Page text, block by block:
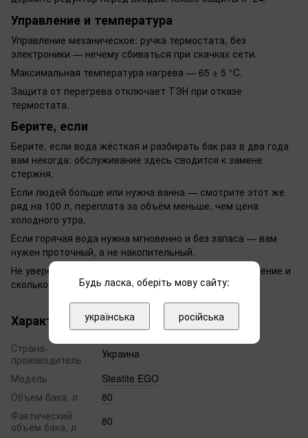
Управление и температура
Управление механическое: ручка термостата, без
электроники — нечему сбиваться при скачках сети.
Максимальная температура нагрева — 65 ± 5 °C.
Защита от перегрева отключает ТЭН при отказе
термостата.
Берите, если
Берите, если вода жёсткая и разбирать бак раз в два года
вам некогда: обслуживание здесь сводится к замене
стержня.
Если людей больше или нужна ванна — смотрите этот же
ряд на 100 л, переплата за объём меньше, чем цена
холодного утра.
Если горячая вода нужна мгновенно и без запаса — вам
нужен проточный, а не накопительный.
Не уверены в выборе — напишите нам, что за помещение и
сколько человек, подскажем модель.
Характеристики
Страна-
производитель
Украина
Модель
Steatite EGO
Объем бака, л
80
Фактический
объем бака, л
80
Будь ласка, оберіть мову сайту:
українська російська